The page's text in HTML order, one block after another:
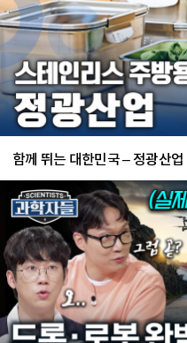
함께 뛰는 대한민국 – 정광산업